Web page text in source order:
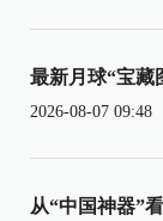
最新月球“宝藏
2026-08-07 09:48
从“中国神器”